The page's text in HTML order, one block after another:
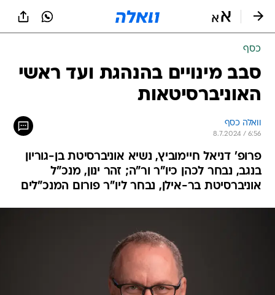
כסף
סבב מינויים בהנהגת ועד ראשי
האוניברסיטאות
וואלה כסף
8.7.2024 / 6:56
פרופ' דניאל חיימוביץ, נשיא אוניברסיטת בן-גוריון
בנגב, נבחר לכהן כיו"ר ור"ה; זהר ינון, מנכ"ל
אוניברסיטת בר-אילן, נבחר ליו"ר פורום המנכ"לים